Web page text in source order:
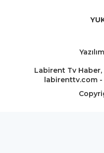
Labirent Tv Haber,
labirenttv.com -